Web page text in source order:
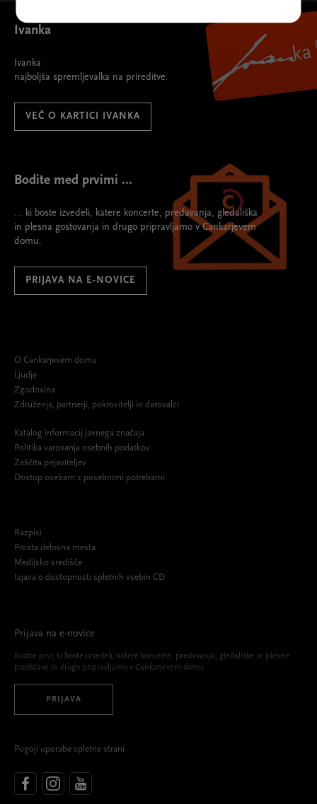
Ivanka
Ivanka
najboljša spremljevalka na prireditve.
VEČ O KARTICI IVANKA
Bodite med prvimi ...
... ki boste izvedeli, katere koncerte, predavanja, gledališka
in plesna gostovanja in drugo pripravljamo v Cankarjevem
domu.
PRIJAVA NA E-NOVICE
O Cankarjevem domu
Ljudje
Zgodovina
Združenja, partnerji, pokrovitelji in darovalci
Katalog informacij javnega značaja
Politika varovanja osebnih podatkov
Zaščita prijaviteljev
Dostop osebam s posebnimi potrebami
Razpisi
Prosta delovna mesta
Medijsko središče
Izjava o dostopnosti spletnih vsebin CD
Prijava na e-novice
Bodite prvi, ki boste izvedeli, katere koncerte, predavanja, gledališke in plesne
predstave in drugo pripravljamo v Cankarjevem domu.
PRIJAVA
Pogoji uporabe spletne strani